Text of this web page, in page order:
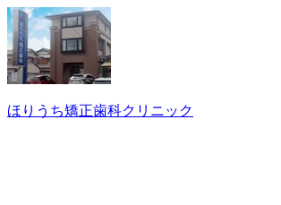
ほりうち矯正歯科クリニック